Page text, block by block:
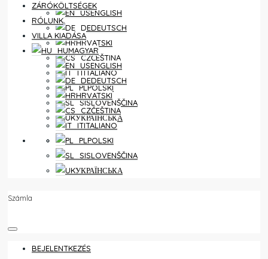
ENGLISH
DEUTSCH
HRVATSKI
ČEŠTINA
ITALIANO
POLSKI
SLOVENŠČINA
УКРАЇНСЬКА
KEDVENCEK 0
ZÁRÓKÖLTSÉGEK
RÓLUNK
VILLA KIADÁSA
MAGYAR
ENGLISH
DEUTSCH
HRVATSKI
ČEŠTINA
ITALIANO
POLSKI
SLOVENŠČINA
УКРАЇНСЬКА
Számla
BEJELENTKEZÉS